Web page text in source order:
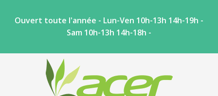
Ouvert toute l'année - Lun-Ven 10h-13h 14h-19h -
Sam 10h-13h 14h-18h -